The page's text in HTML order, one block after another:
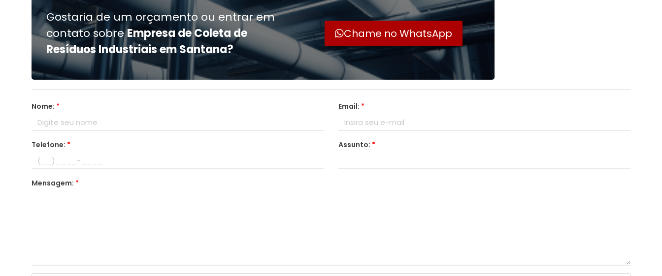
Gostaria de um orçamento ou entrar em
contato sobreEmpresa de Coleta de
Resíduos Industriais em Santana?
Chame no WhatsApp
Nome: * Email: *
Telefone: * Assunto: *
Mensagem: *